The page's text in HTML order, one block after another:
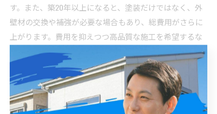
す。また、築20年以上になると、塗装だけではなく、外
壁材の交換や補強が必要な場合もあり、総費用がさらに
上がります。費用を抑えつつ高品質な施工を希望するな
ら、信頼できる業者に現地調査を依頼し、築年数に合っ
たプランを提案してもらうことが重要です。実例から
も、築年数に合わせた工夫は、長持ちする外壁塗装に欠
かせません。